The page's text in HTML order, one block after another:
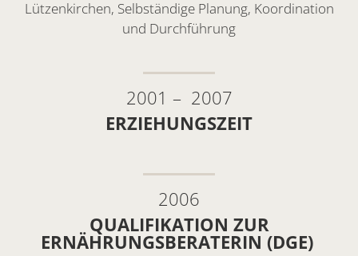
Lützenkirchen, Selbständige Planung, Koordination
und Durchführung
2001 – 2007
ERZIEHUNGSZEIT
2006
QUALIFIKATION ZUR
ERNÄHRUNGSBERATERIN (DGE)